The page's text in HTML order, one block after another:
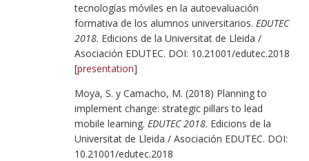
tecnologías móviles en la autoevaluación
formativa de los alumnos universitarios. EDUTEC
2018. Edicions de la Universitat de Lleida /
Asociación EDUTEC. DOI: 10.21001/edutec.2018
[presentation]
Moya, S. y Camacho, M. (2018) Planning to
implement change: strategic pillars to lead
mobile learning. EDUTEC 2018. Edicions de la
Universitat de Lleida / Asociación EDUTEC. DOI:
10.21001/edutec.2018